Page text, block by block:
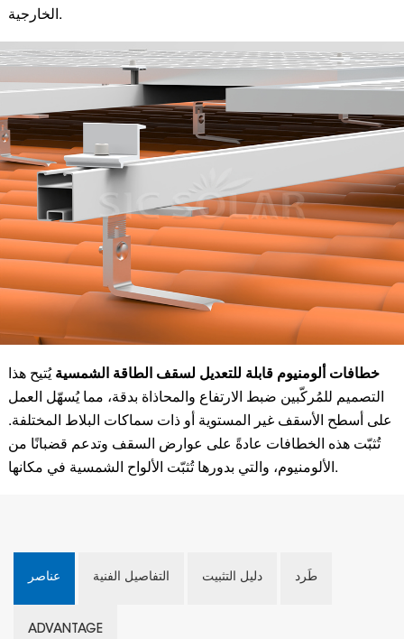
الخارجية.
خطافات ألومنيوم قابلة للتعديل لسقف الطاقة الشمسيةيُتيح هذا
التصميم للمُركّبين ضبط الارتفاع والمحاذاة بدقة، مما يُسهّل العمل
على أسطح الأسقف غير المستوية أو ذات سماكات البلاط المختلفة.
تُثبّت هذه الخطافات عادةً على عوارض السقف وتدعم قضبانًا من
الألومنيوم، والتي بدورها تُثبّت الألواح الشمسية في مكانها.
عناصر التفاصيل الفنية دليل التثبيت طَرد
ADVANTAGE